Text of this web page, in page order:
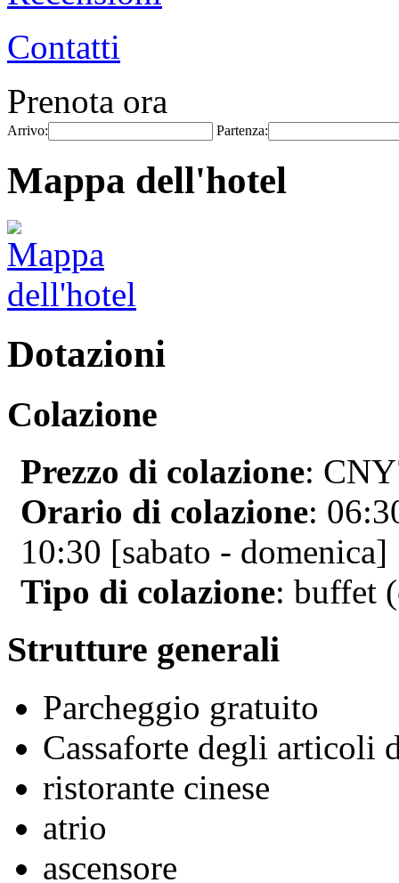
Contatti
Prenota ora
Arrivo: Partenza:
Mappa dell'hotel
Dotazioni
Colazione
Prezzo di colazione:
Orario di colazione:
10:30 [sabato - domenica]
Tipo di colazione: buffet
Strutture generali
Parcheggio gratuito
Cassaforte degli articoli
ristorante cinese
atrio
ascensore